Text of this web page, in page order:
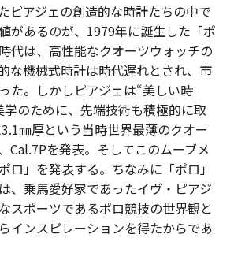
ピアジェの創造的な時計たちの中で
があるのが、1979年に誕生した「ポ
代は、高性能なクオーツウォッチの
な機械式時計は時代遅れとされ、市
た。しかしピアジェは“美しい時
のために、先端技術も積極的に取
㎜厚という当時世界最薄のクオー
Cal.7Pを発表。そしてこのムーブメ
ロ」を発表する。ちなみに「ポロ」
、乗馬愛好家であったイヴ・ピアジ
スポーツであるポロ競技の世界観と
インスピレーションを得たからであ